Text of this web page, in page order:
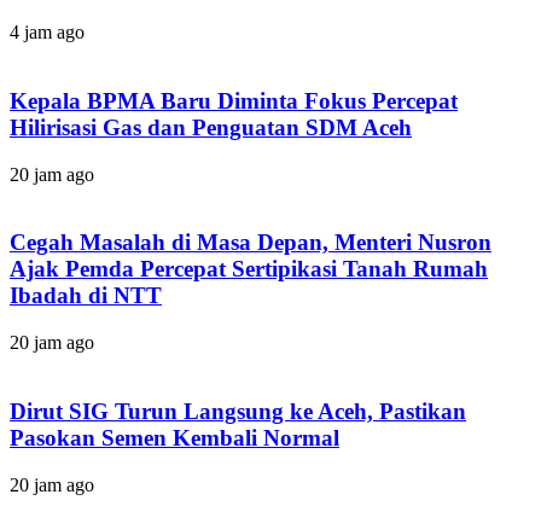
4 jam ago
Kepala BPMA Baru Diminta Fokus Percepat
Hilirisasi Gas dan Penguatan SDM Aceh
20 jam ago
Cegah Masalah di Masa Depan, Menteri Nusron
Ajak Pemda Percepat Sertipikasi Tanah Rumah
Ibadah di NTT
20 jam ago
Dirut SIG Turun Langsung ke Aceh, Pastikan
Pasokan Semen Kembali Normal
20 jam ago